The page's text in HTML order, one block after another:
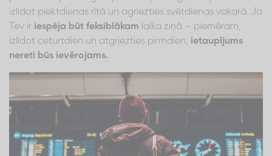
izlidot piektdienas rītā un agriezties svētdienas vakarā. Ja
Tev ir iespēja būt feksiblākam laika ziņā – piemēram,
izlidot ceturtdien un atgriezties pirmdien, ietaupījums
nereti būs ievērojams.